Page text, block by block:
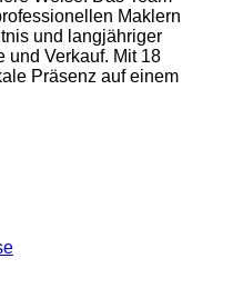
Maklern
und langjähriger
und Verkauf. Mit 18
Präsenz auf einem